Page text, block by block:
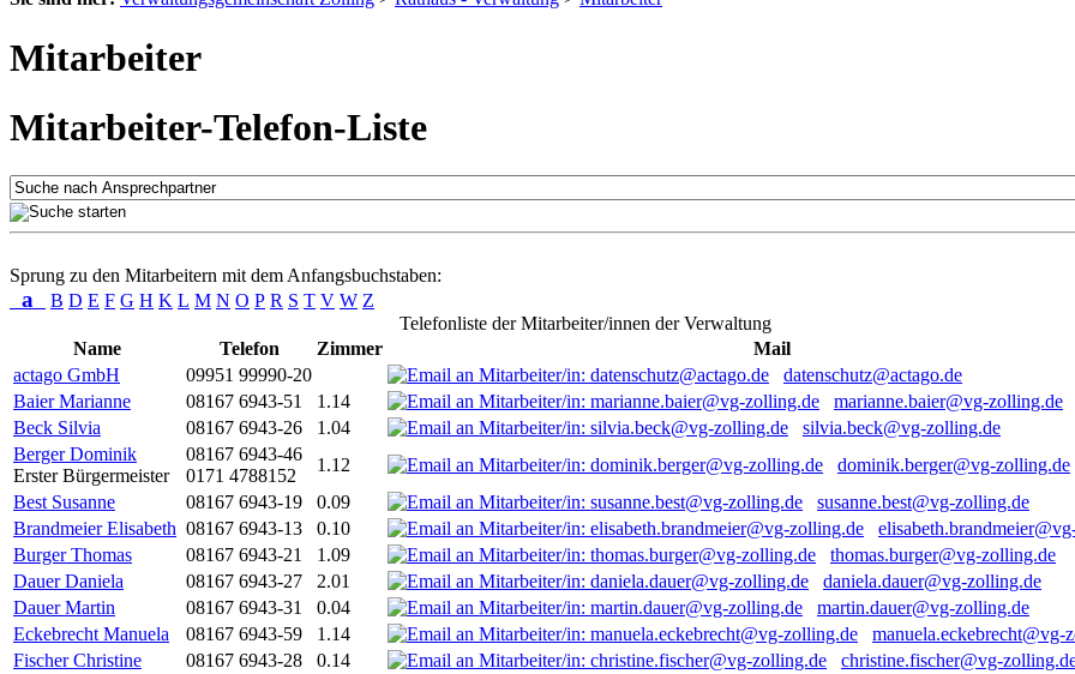
Mitarbeiter
Mitarbeiter-Telefon-Liste
Sprung zu den Mitarbeitern mit dem Anfangsbuchstaben:
a B D E F G H K L M N O P R S T V W Z
Telefonliste der Mitarbeiter/innen der Verwaltung
Name
Telefon Zimmer
Mail
actago GmbH
09951 99990-20
datenschutz@actago.de
Baier Marianne
08167 6943-51 1.14
marianne.baier@vg-zolling.de
Beck Silvia
08167 6943-26 1.04
silvia.beck@vg-zolling.de
Berger Dominik
Erster Bürgermeister
08167 6943-46
0171 4788152
1.12
dominik.berger@vg-zolling.de
Best Susanne
08167 6943-19 0.09
susanne.best@vg-zolling.de
Brandmeier Elisabeth 08167 6943-13 0.10
Burger Thomas
08167 6943-21 1.09
thomas.burger@vg-zolling.de
Dauer Daniela
08167 6943-27 2.01
daniela.dauer@vg-zolling.de
Dauer Martin
08167 6943-31 0.04
martin.dauer@vg-zolling.de
Eckebrecht Manuela
08167 6943-59 1.14
manuela.eckebrecht@vg-
Fischer Christine
08167 6943-28 0.14
christine.fischer@vg-